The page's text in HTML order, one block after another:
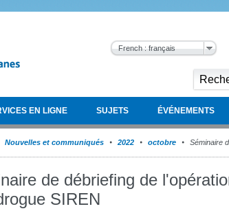
French : français
EN LIGNE SUJETS ÉVÉNEMENTS
Nouvelles et communiqués 2022 octobre Séminaire
de débriefing de
SIREN